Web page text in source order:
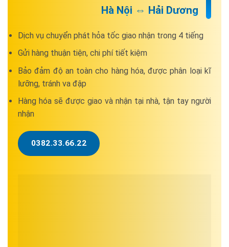
Hà Nội ⇔ Hải Dương
Dịch vụ chuyển phát hỏa tốc giao nhận trong 4 tiếng
Gửi hàng thuận tiện, chi phí tiết kiệm
Bảo đảm độ an toàn cho hàng hóa, được phân loại kĩ
lưỡng, tránh va đập
Hàng hóa sẽ được giao và nhận tại nhà, tận tay người
nhận
0382.33.66.22